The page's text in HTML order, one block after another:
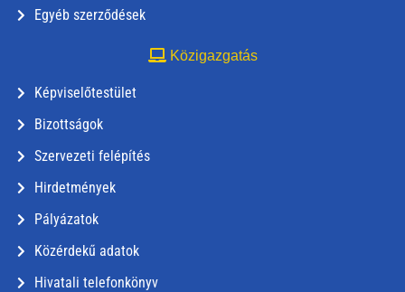
Egyéb szerződések
Közigazgatás
Képviselőtestület
Bizottságok
Szervezeti felépítés
Hirdetmények
Pályázatok
Közérdekű adatok
Hivatali telefonkönyv